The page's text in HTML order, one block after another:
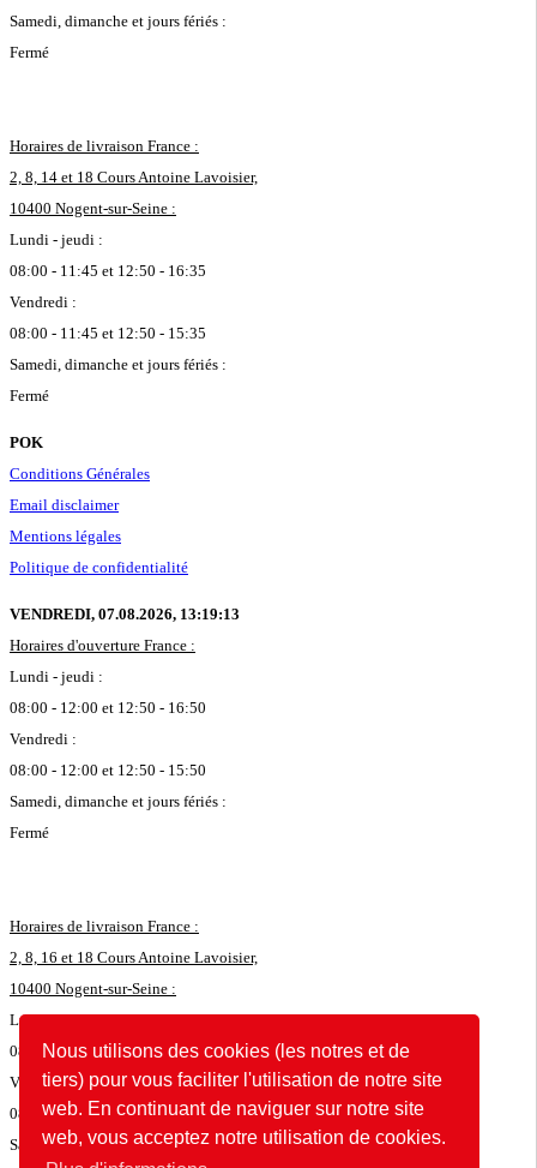
Nous utilisons des cookies (les notres et de
tiers) pour vous faciliter l'utilisation de notre site
web. En continuant de naviguer sur notre site
web, vous acceptez notre utilisation de cookies.
Samedi, dimanche et jours fériés :
Fermé
Horaires de livraison France :
2, 8, 14 et 18 Cours Antoine Lavoisier,
10400 Nogent-sur-Seine :
Lundi - jeudi :
08:00 - 11:45 et 12:50 - 16:35
Vendredi :
08:00 - 11:45 et 12:50 - 15:35
Samedi, dimanche et jours fériés :
Fermé
POK
Conditions Générales
Email disclaimer
Mentions légales
Politique de confidentialité
VENDREDI, 07.08.2026, 13:19:13
Horaires d'ouverture France :
Lundi - jeudi :
08:00 - 12:00 et 12:50 - 16:50
Vendredi :
08:00 - 12:00 et 12:50 - 15:50
Samedi, dimanche et jours fériés :
Fermé
Horaires de livraison France :
2, 8, 16 et 18 Cours Antoine Lavoisier,
10400 Nogent-sur-Seine :
Lundi - jeudi :
08:00 - 11:45 et 12:50 - 16:35
Vendredi :
08:00 - 11:45 et 12:50 - 15:35
Samedi, dimanche et jours fériés :